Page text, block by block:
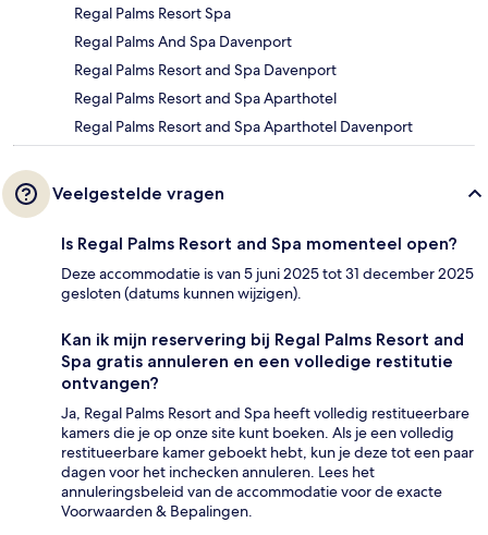
Regal Palms Resort Spa
Regal Palms And Spa Davenport
Regal Palms Resort and Spa Davenport
Regal Palms Resort and Spa Aparthotel
Regal Palms Resort and Spa Aparthotel Davenport
Veelgestelde vragen
Is Regal Palms Resort and Spa momenteel open?
Deze accommodatie is van 5 juni 2025 tot 31 december 2025
gesloten (datums kunnen wijzigen).
Kan ik mijn reservering bij Regal Palms Resort and
Spa gratis annuleren en een volledige restitutie
ontvangen?
Ja, Regal Palms Resort and Spa heeft volledig restitueerbare
kamers die je op onze site kunt boeken. Als je een volledig
restitueerbare kamer geboekt hebt, kun je deze tot een paar
dagen voor het inchecken annuleren. Lees het
annuleringsbeleid van de accommodatie voor de exacte
Voorwaarden & Bepalingen.